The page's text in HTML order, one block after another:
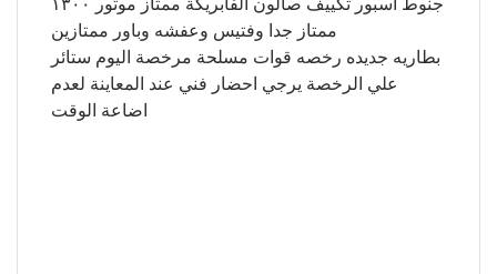
جنوط اسبور تكييف صالون الفابريكة ممتاز موتور ١٣٠٠
ممتاز جدا وفتيس وعفشه وباور ممتازين
بطاريه جديده رخصه قوات مسلحة مرخصة اليوم ستائر
علي الرخصة يرجي احضار فني عند المعاينة لعدم
اضاعة الوقت